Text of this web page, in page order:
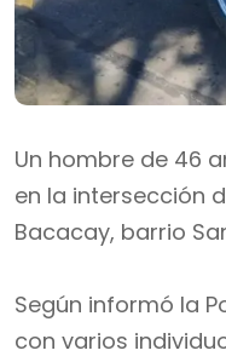
Un hombre de 46
en la intersección
Bacacay, barrio
Según informó la
con varios